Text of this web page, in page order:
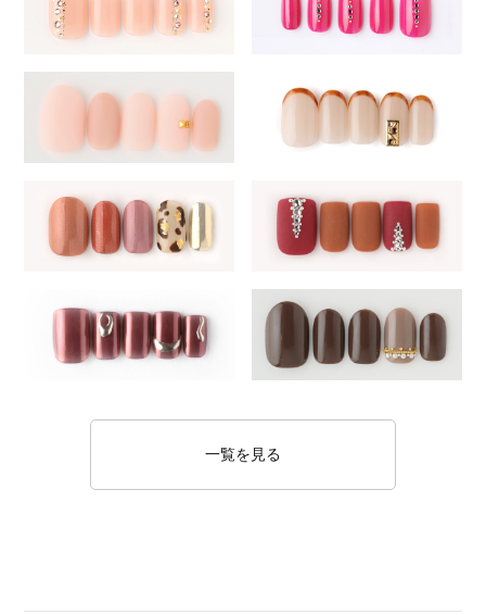
一覧を見る